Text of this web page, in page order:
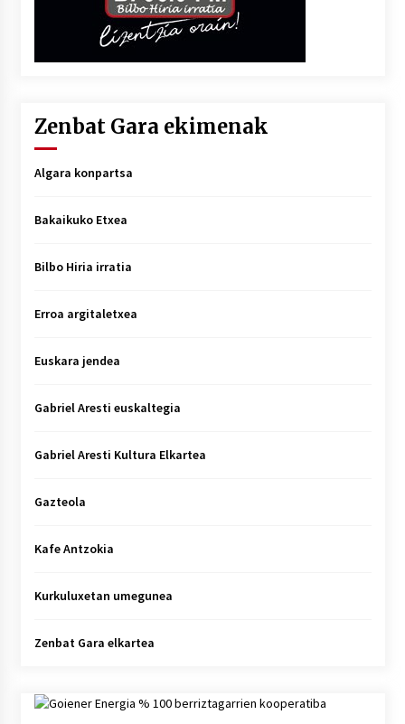
Zenbat Gara ekimenak
Algara konpartsa
Bakaikuko Etxea
Bilbo Hiria irratia
Erroa argitaletxea
Euskara jendea
Gabriel Aresti euskaltegia
Gabriel Aresti Kultura Elkartea
Gazteola
Kafe Antzokia
Kurkuluxetan umegunea
Zenbat Gara elkartea